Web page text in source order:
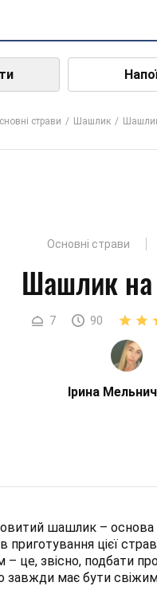
страви Шашлик Шашлик
Основні страви
Шашлик на
7 90
Ірина
шашлик – основа
приготування цієї
– це, звісно, подбати
завжди має бути свіжим